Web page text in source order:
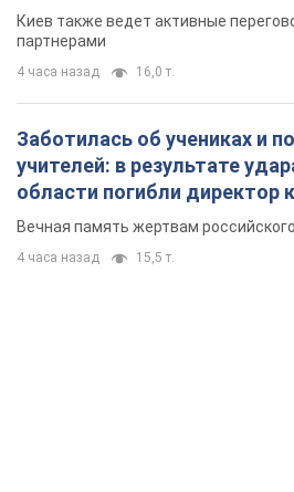
Киев также ведет активные
партнерами
4 часа назад 16,0 т.
Заботилась об учениках и
учителей: в результате
области погибли директор
муж и внук
Вечная память жертвам
4 часа назад 15,5 т.